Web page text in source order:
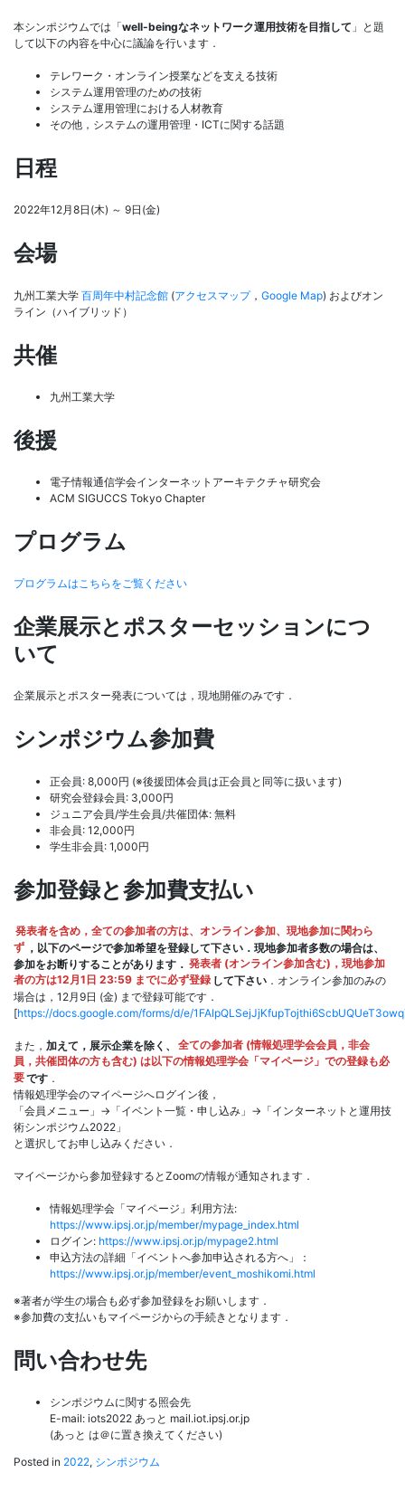
本シンポジウムでは「well-beingなネットワーク運用技術を目指して 」と題
して以下の内容を中心に議論を行います．
テレワーク・オンライン授業などを支える技術
システム運用管理のための技術
システム運用管理における人材教育
その他，システムの運用管理・ICTに関する話題
日程
2022年12月8日(木) ～ 9日(金)
会場
九州工業大学 百周年中村記念館 (アクセスマップ， Google Map) およびオン
ライン（ハイブリッド）
共催
九州工業大学
後援
電子情報通信学会インターネットアーキテクチャ研究会
ACM SIGUCCS Tokyo Chapter
プログラム
プログラムはこちらをご覧ください
企業展示とポスターセッションにつ
いて
企業展示とポスター発表については，現地開催のみです．
シンポジウム参加費
正会員: 8,000円 (※後援団体会員は正会員と同等に扱います)
研究会登録会員: 3,000円
ジュニア会員/学生会員/共催団体: 無料
非会員: 12,000円
学生非会員: 1,000円
参加登録と参加費支払い
発表者を含め，全ての参加者の方は、オンライン参加、現地参加に関わら
ず ，以下のページで参加希望を登録して下さい．現地参加者多数の場合は、
参加をお断りすることがあります． 発表者 (オンライン参加含む)，現地参加
者の方は12月1日 23:59 までに必ず登録 して下さい ．オンライン参加のみの
場合は，12月9日 (金) まで登録可能です．
[https://docs.google.com/forms/d/e/
また， 加えて，展示企業を除く、
全ての参加者 (情報処理学会会員，非会
員，共催団体の方も含む) は以下の情報処理学会「マイページ」での登録も必
要です ．
情報処理学会のマイページへログイン後，
「会員メニュー」→「イベント一覧・申し込み」→「インターネットと運用技
術シンポジウム2022」
と選択してお申し込みください．
マイページから参加登録するとZoomの情報が通知されます．
情報処理学会「マイページ」利用方法:
https://www.ipsj.or.jp/member/mypage_index.html
ログイン: https://www.ipsj.or.jp/mypage2.html
申込方法の詳細「イベントへ参加申込される方へ」：
https://www.ipsj.or.jp/member/event_moshikomi.html
※著者が学生の場合も必ず参加登録をお願いします．
※参加費の支払いもマイページからの手続きとなります．
問い合わせ先
シンポジウムに関する照会先
E-mail: iots2022 あっと mail.iot.ipsj.or.jp
(あっと は＠に置き換えてください)
Posted in 2022, シンポジウム